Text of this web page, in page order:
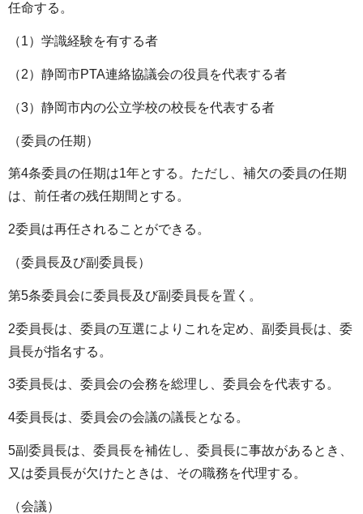
任命する。
（1）学識経験を有する者
（2）静岡市PTA連絡協議会の役員を代表する者
（3）静岡市内の公立学校の校長を代表する者
（委員の任期）
第4条委員の任期は1年とする。ただし、補欠の委員の任期
は、前任者の残任期間とする。
2委員は再任されることができる。
（委員長及び副委員長）
第5条委員会に委員長及び副委員長を置く。
2委員長は、委員の互選によりこれを定め、副委員長は、委
員長が指名する。
3委員長は、委員会の会務を総理し、委員会を代表する。
4委員長は、委員会の会議の議長となる。
5副委員長は、委員長を補佐し、委員長に事故があるとき、
又は委員長が欠けたときは、その職務を代理する。
（会議）